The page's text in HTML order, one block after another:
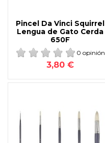
Pincel Da Vinci Squirrel
Lengua de Gato Cerda
650F
0 opinión
3,80 €